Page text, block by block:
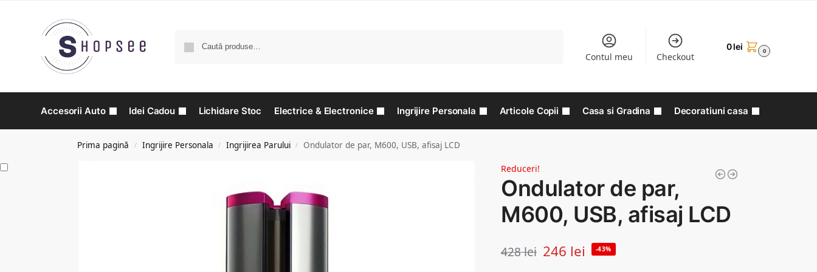
Contul meu Checkout
0lei 0
Accesorii Auto Idei Cadou Lichidare Stoc Electrice & Electronice Ingrijire Personala Articole Copii Casa si Gradina Decoratiuni casa
Prima pagină / Ingrijire Personala / Ingrijirea Parului / Ondulator de par, M600, USB, afisaj LCD
Reduceri!
Ondulator de par,
M600, USB, afisaj LCD
428lei 246 lei -43%